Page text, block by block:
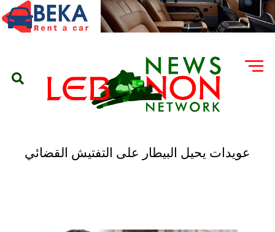
عويدات يحيل البيطار على التفتيش القضائي